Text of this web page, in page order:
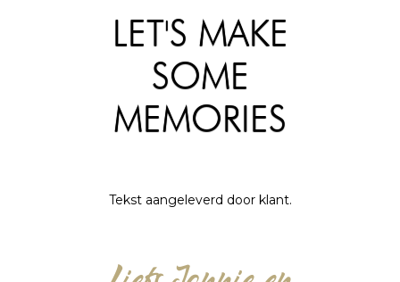
LET'S MAKE
SOME
MEMORIES
Tekst aangeleverd door klant.